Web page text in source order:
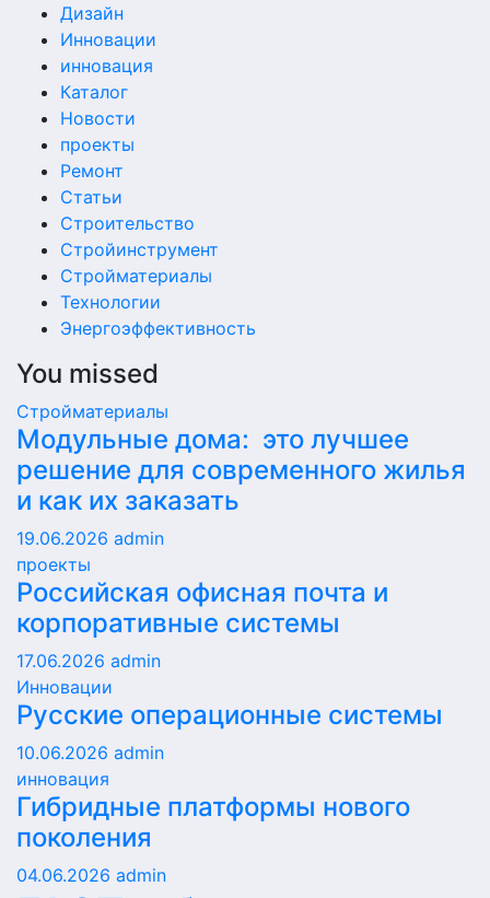
Дизайн
Инновации
инновация
Каталог
Новости
проекты
Ремонт
Статьи
Строительство
Стройинструмент
Стройматериалы
Технологии
Энергоэффективность
You missed
Стройматериалы
Модульные дома: это лучшее
решение для современного жилья
и как их заказать
19.06.2026 admin
проекты
Российская офисная почта и
корпоративные системы
17.06.2026 admin
Инновации
Русские операционные системы
10.06.2026 admin
инновация
Гибридные платформы нового
поколения
04.06.2026 admin